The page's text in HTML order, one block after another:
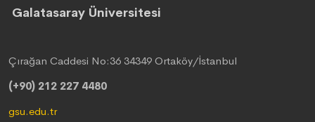
Galatasaray Üniversitesi
Çırağan Caddesi No:36 34349 Ortaköy/İstanbul
(+90) 212 227 4480
gsu.edu.tr